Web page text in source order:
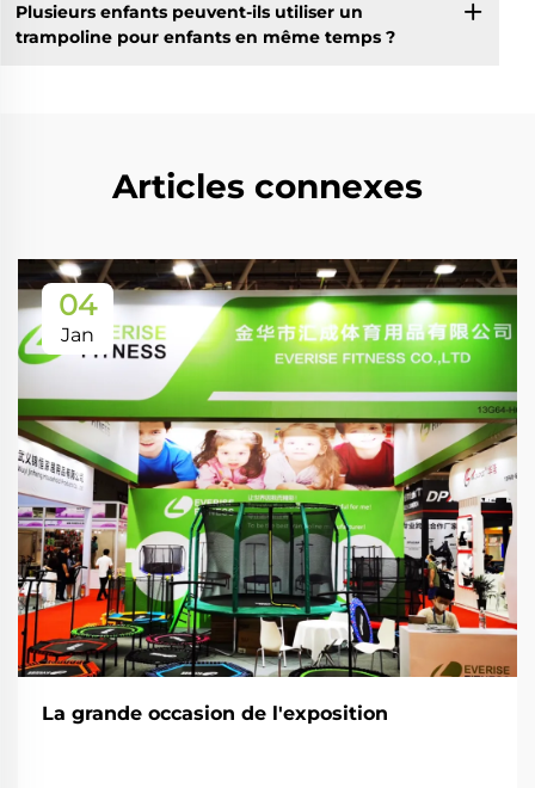
Plusieurs enfants peuvent-ils utiliser un
trampoline pour enfants en même temps ?
Articles connexes
04
Jan
La grande occasion de l'exposition